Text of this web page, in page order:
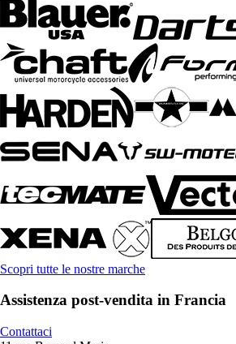
Scopri tutte le nostre marche
Assistenza post-vendita in Francia
Contattaci